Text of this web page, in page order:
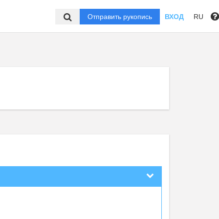
Отправить рукопись ВХОД RU